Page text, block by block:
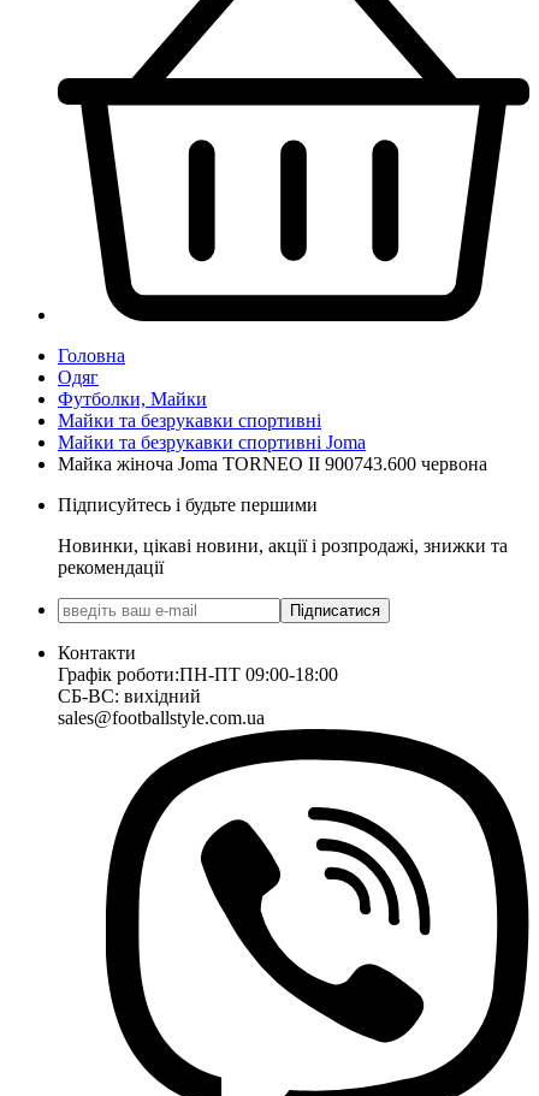
Головна
Одяг
Футболки, Майки
Майки та безрукавки спортивні
Майки та безрукавки спортивні Joma
Майка жіноча Joma TORNEO II 900743.600 червона
Підписуйтесь і будьте першими
Новинки, цікаві новини, акції і розпродажі, знижки та
рекомендації
Підписатися
Контакти
Графік роботи:ПН-ПТ 09:00-18:00
СБ-ВС: вихідний
sales@footballstyle.com.ua